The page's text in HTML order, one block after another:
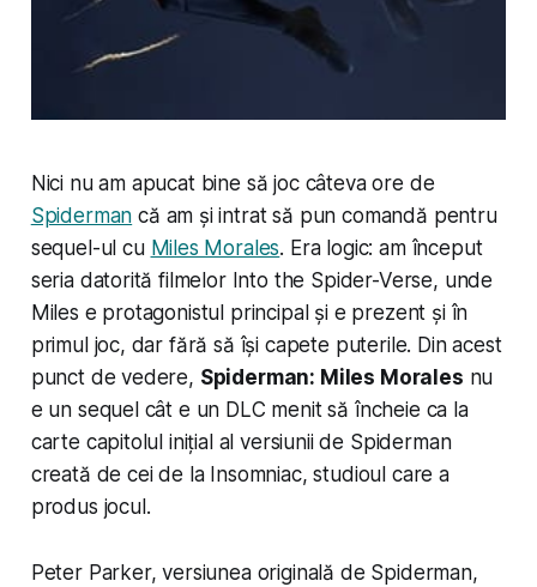
Nici nu am apucat bine să joc câteva ore de
Spiderman că am și intrat să pun comandă pentru
sequel-ul cu Miles Morales. Era logic: am început
seria datorită filmelor Into the Spider-Verse, unde
Miles e protagonistul principal și e prezent și în
primul joc, dar fără să își capete puterile. Din acest
punct de vedere, Spiderman: Miles Morales nu
e un sequel cât e un DLC menit să încheie ca la
carte capitolul inițial al versiunii de Spiderman
creată de cei de la Insomniac, studioul care a
produs jocul.
Peter Parker, versiunea originală de Spiderman,